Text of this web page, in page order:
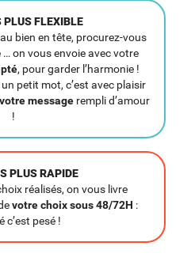
PLUS FLEXIBLE
bien en tête, procurez-vous
… on vous envoie avec votre
, pour garder l’harmonie !
petit mot, c’est avec plaisir
messagerempli d’amour
!
PLUS RAPIDE
réalisés, on vous livre
votre choix sous 48/72H :
c’est pesé !